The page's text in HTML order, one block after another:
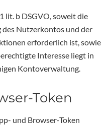
lit. b DSGVO, soweit die
Nutzerkontos und der
erforderlich ist, sowie
Interesse liegt in
Kontoverwaltung.
Token
und Browser-Token